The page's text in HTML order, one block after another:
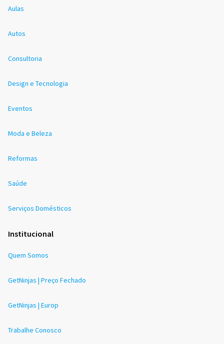
Aulas
Autos
Consultoria
Design e Tecnologia
Eventos
Moda e Beleza
Reformas
Saúde
Serviços Domésticos
Institucional
Quem Somos
GetNinjas | Preço Fechado
GetNinjas | Europ
Trabalhe Conosco